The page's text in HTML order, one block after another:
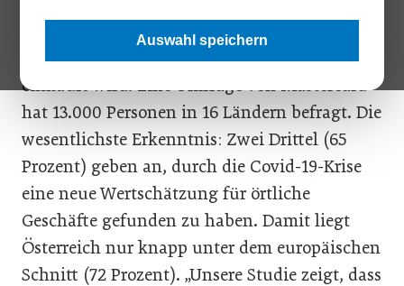
Auswahl speichern
Corona hat in beinahe alle Bereiche des
Lebens eingegriffen. So auch in die Art, wie
einkauft wird. Eine Umfrage von Mastercard
hat 13.000 Personen in 16 Ländern befragt. Die
wesentlichste Erkenntnis: Zwei Drittel (65
Prozent) geben an, durch die Covid-19-Krise
eine neue Wertschätzung für örtliche
Geschäfte gefunden zu haben. Damit liegt
Österreich nur knapp unter dem europäischen
Schnitt (72 Prozent). „Unsere Studie zeigt, dass